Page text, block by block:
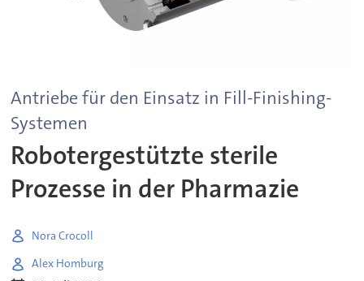
Antriebe für den Einsatz in Fill-Finishing-
Systemen
Robotergestützte sterile
Prozesse in der Pharmazie
Nora Crocoll
Alex Homburg